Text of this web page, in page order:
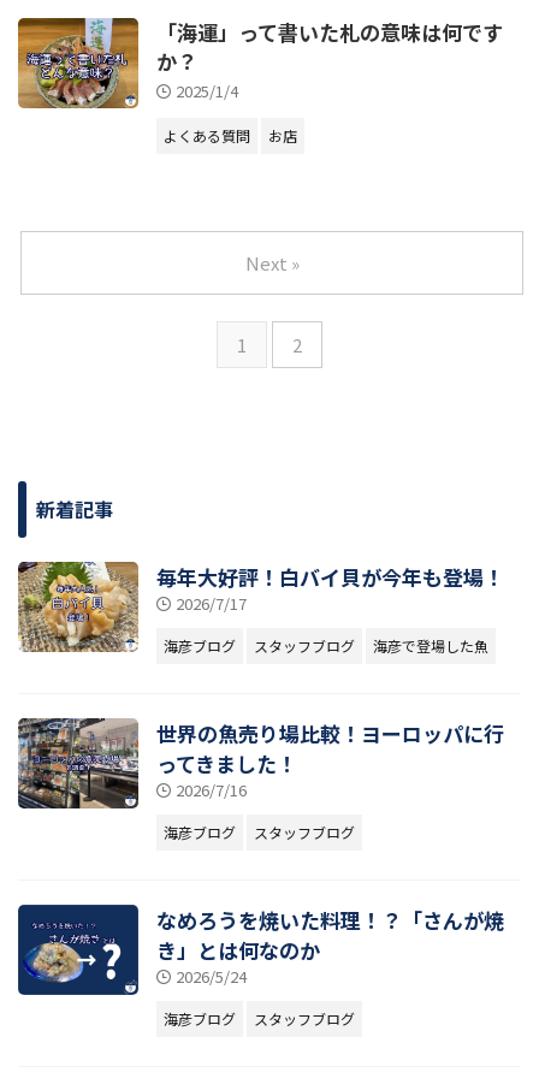
「海運」って書いた札の意味は何です
か？
2025/1/4
よくある質問 お店
1 2
Next »
新着記事
毎年大好評！白バイ貝が今年も登場！
2026/7/17
海彦ブログ スタッフブログ 海彦で登場した魚
世界の魚売り場比較！ヨーロッパに行
ってきました！
2026/7/16
海彦ブログ スタッフブログ
なめろうを焼いた料理！？「さんが焼
き」とは何なのか
2026/5/24
海彦ブログ スタッフブログ